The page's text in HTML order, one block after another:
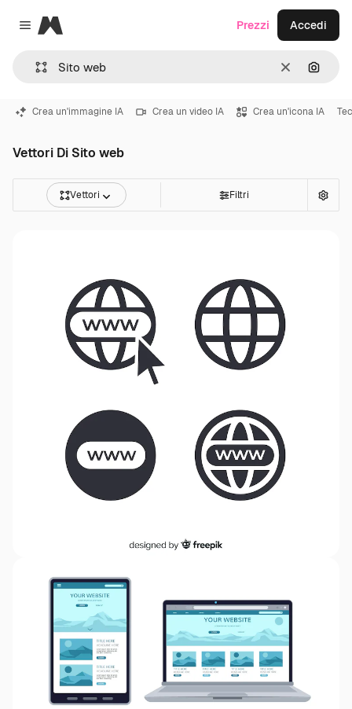
Close menu
Magnific
CancellaCerca
Prezzi Accedi
Crea un'immagine IA Crea un video IA Crea un'icona IA
Vettori Di Sito web
Vettori Filtri